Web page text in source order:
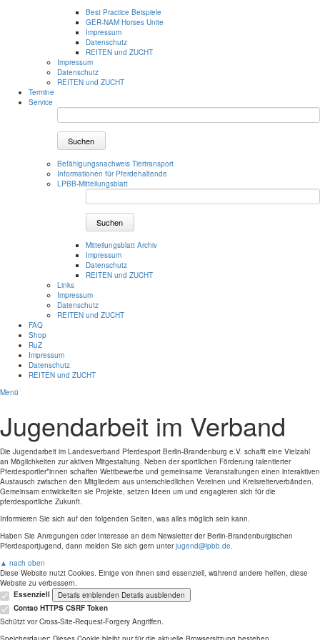
Best Practice Beispiele
GER-NAM Horses Unite
Impressum
Datenschutz
REITEN und ZUCHT
Impressum
Datenschutz
REITEN und ZUCHT
Termine
Service
Suchen
Befähigungsnachweis Tiertransport
Informationen für Pferdehaltende
LPBB-Mitteilungsblatt
Suchen
Mitteilungsblatt Archiv
Impressum
Datenschutz
REITEN und ZUCHT
Links
Impressum
Datenschutz
REITEN und ZUCHT
FAQ
Shop
RuZ
Impressum
Datenschutz
REITEN und ZUCHT
Menü
Jugendarbeit im Verband
Die Jugendarbeit im Landesverband Pferdesport Berlin-Brandenburg e.V. schafft eine Vielzahl
an Möglichkeiten zur aktiven Mitgestaltung. Neben der sportlichen Förderung talentierter
Pferdesportler*innen schaffen Wettbewerbe und gemeinsame Veranstaltungen einen interaktiven
Austausch zwischen den Mitgliedern aus unterschiedlichen Vereinen und Kreisreiterverbänden.
Gemeinsam entwickelten sie Projekte, setzen Ideen um und engagieren sich für die
pferdesportliche Zukunft.
Informieren Sie sich auf den folgenden Seiten, was alles möglich sein kann.
Haben Sie Anregungen oder Interesse an dem Newsletter der Berlin-Brandenburgischen
Pferdesportjugend, dann melden Sie sich gern unterjugend@lpbb.de.
▲ nach oben
Diese Website nutzt Cookies. Einige von ihnen sind essenziell, während andere helfen, diese
Website zu verbessern.
Essenziell
Details einblenden Details ausblenden
Contao HTTPS CSRF Token
Schützt vor Cross-Site-Request-Forgery Angriffen.